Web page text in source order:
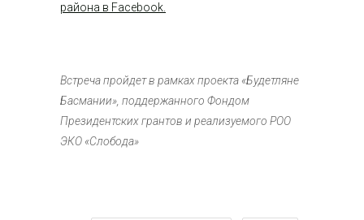
района в Facebook.
Встреча пройдет в рамках проекта «Будетляне
Басмании», поддержанного Фондом
Президентских грантов и реализуемого РОО
ЭКО «Слобода»